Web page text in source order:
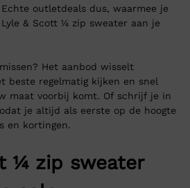
outletdeals dus, waarmee je
& Scott ¼ zip sweater aan je
Het aanbod wisselt
beste regelmatig kijken en snel
maat voorbij komt. Of schrijf je in
je altijd als eerste op de hoogte
en kortingen.
¼ zip sweater